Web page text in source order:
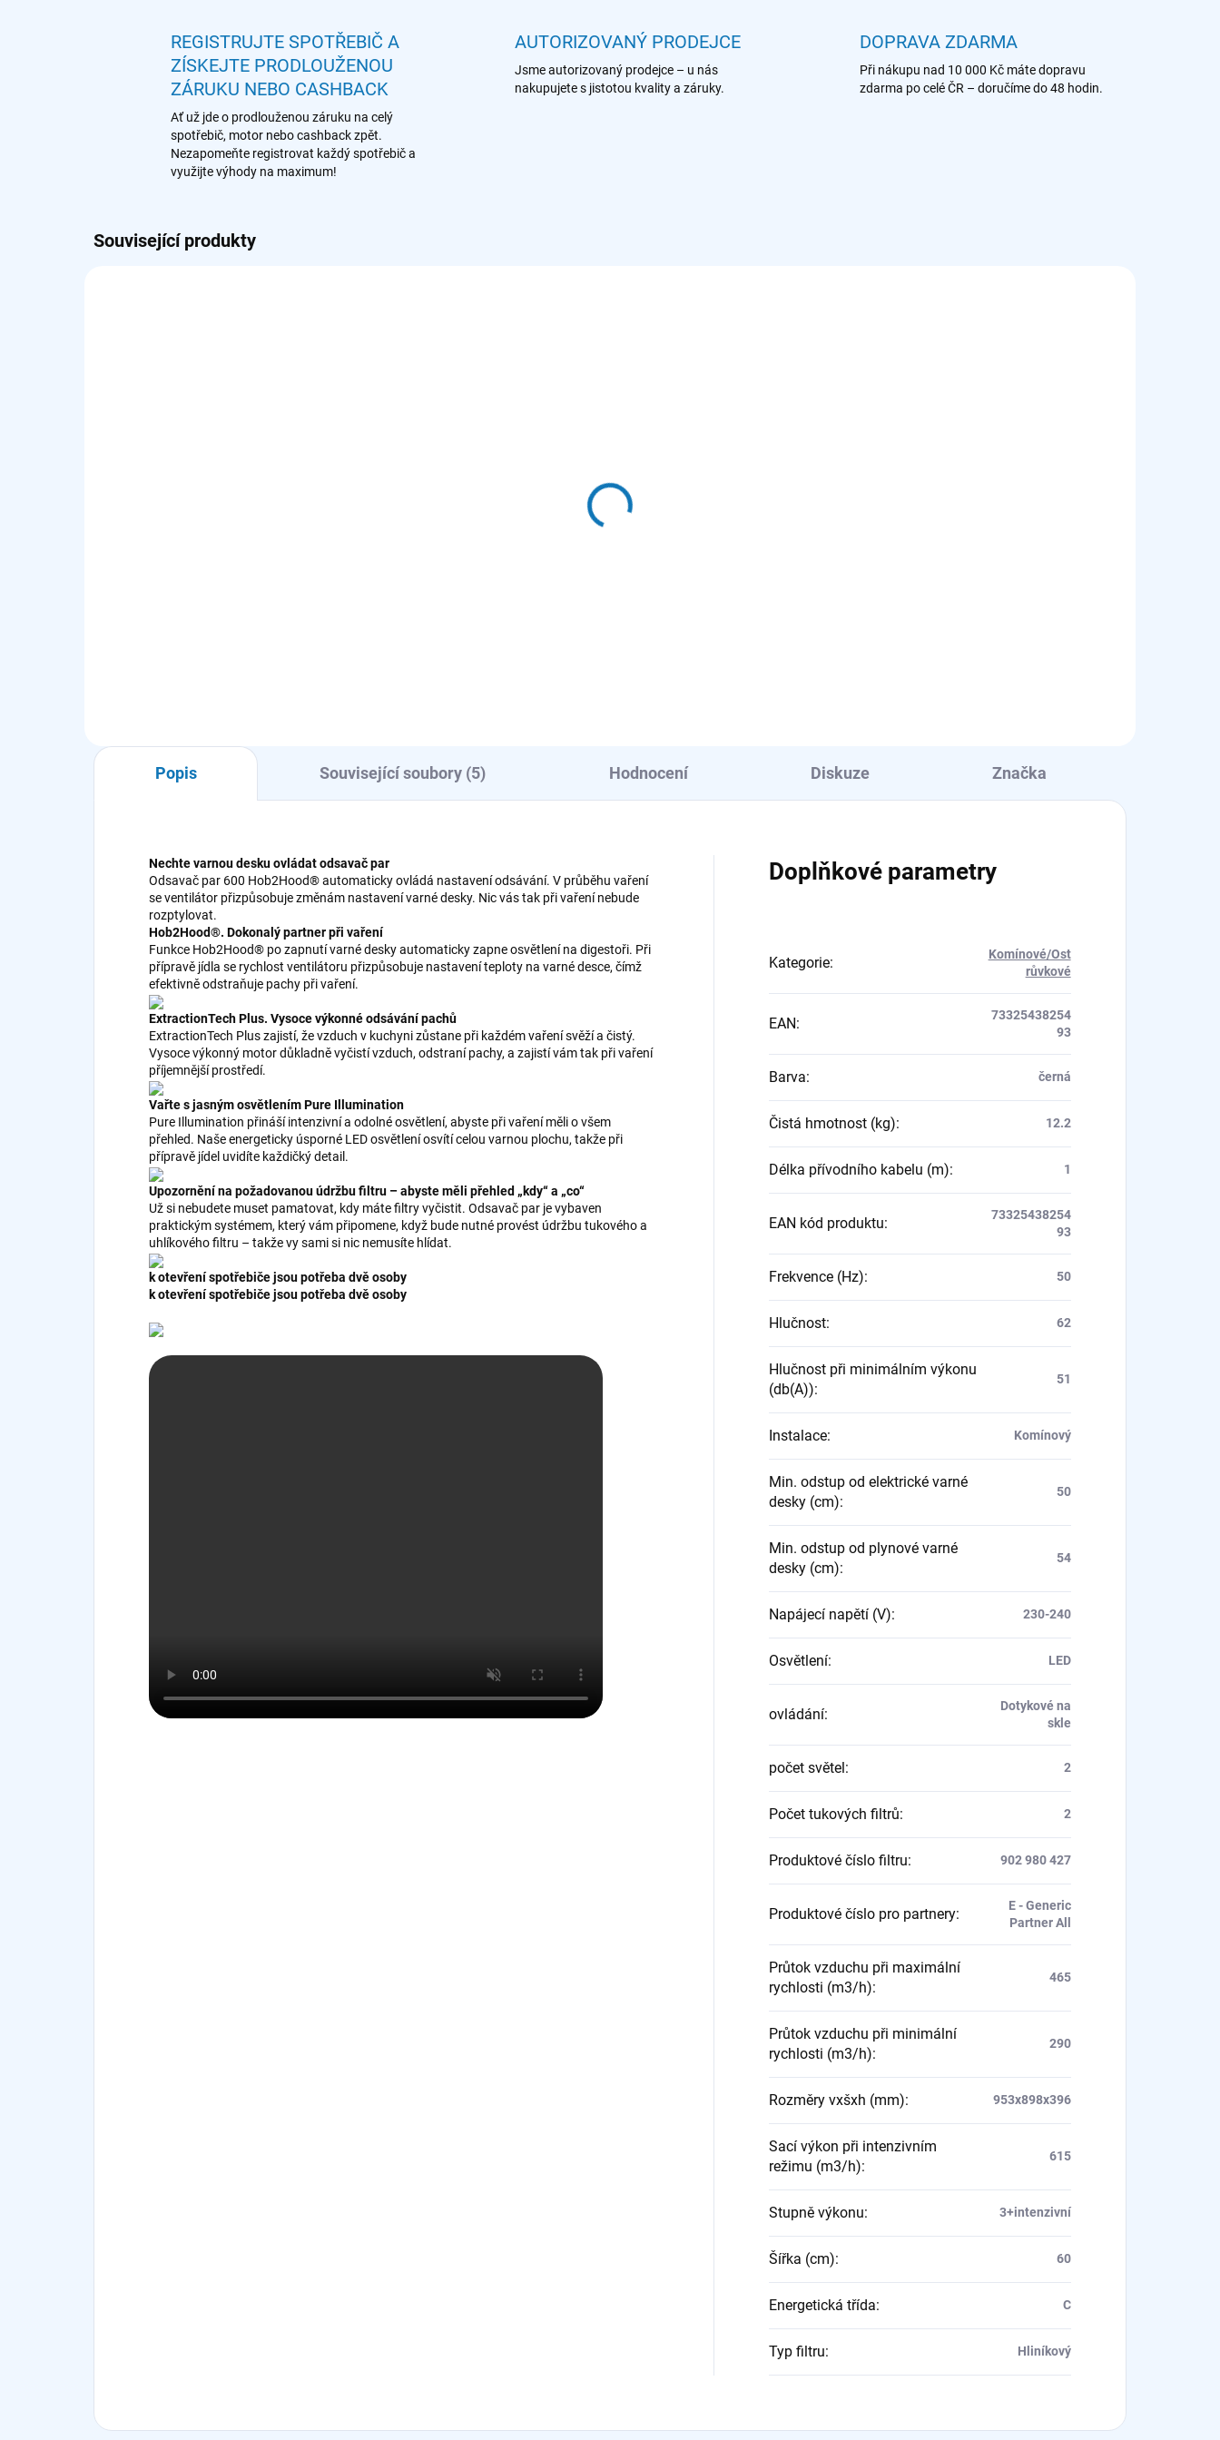
REGISTRUJTE SPOTŘEBIČ A
ZÍSKEJTE PRODLOUŽENOU
ZÁRUKU NEBO CASHBACK
Ať už jde o prodlouženou záruku na celý
spotřebič, motor nebo cashback zpět.
Nezapomeňte registrovat každý spotřebič a
využijte výhody na maximum!
AUTORIZOVANÝ PRODEJCE
Jsme autorizovaný prodejce – u nás
nakupujete s jistotou kvality a záruky.
DOPRAVA ZDARMA
Při nákupu nad 10 000 Kč máte dopravu
zdarma po celé ČR – doručíme do 48 hodin.
Související produkty
Popis Související soubory (5) Hodnocení Diskuze Značka
Nechte varnou desku ovládat odsavač par
Odsavač par 600 Hob2Hood® automaticky ovládá nastavení odsávání. V průběhu vaření
se ventilátor přizpůsobuje změnám nastavení varné desky. Nic vás tak při vaření nebude
rozptylovat.
Hob2Hood®. Dokonalý partner při vaření
Funkce Hob2Hood® po zapnutí varné desky automaticky zapne osvětlení na digestoři. Při
přípravě jídla se rychlost ventilátoru přizpůsobuje nastavení teploty na varné desce, čímž
efektivně odstraňuje pachy při vaření.
ExtractionTech Plus. Vysoce výkonné odsávání pachů
ExtractionTech Plus zajistí, že vzduch v kuchyni zůstane při každém vaření svěží a čistý.
Vysoce výkonný motor důkladně vyčistí vzduch, odstraní pachy, a zajistí vám tak při vaření
příjemnější prostředí.
Vařte s jasným osvětlením Pure Illumination
Pure Illumination přináší intenzivní a odolné osvětlení, abyste při vaření měli o všem
přehled. Naše energeticky úsporné LED osvětlení osvítí celou varnou plochu, takže při
přípravě jídel uvidíte každičký detail.
Upozornění na požadovanou údržbu filtru – abyste měli přehled „kdy“ a „co“
Už si nebudete muset pamatovat, kdy máte filtry vyčistit. Odsavač par je vybaven
praktickým systémem, který vám připomene, když bude nutné provést údržbu tukového a
uhlíkového filtru – takže vy sami si nic nemusíte hlídat.
k otevření spotřebiče jsou potřeba dvě osoby
k otevření spotřebiče jsou potřeba dvě osoby
Doplňkové parametry
Kategorie:
Komínové/Ost
růvkové
EAN:
73325438254
93
Barva: černá
Čistá hmotnost (kg): 12.2
Délka přívodního kabelu (m): 1
EAN kód produktu:
73325438254
93
Frekvence (Hz): 50
Hlučnost: 62
Hlučnost při minimálním výkonu
(db(A)):
51
Instalace: Komínový
Min. odstup od elektrické varné
desky (cm):
50
Min. odstup od plynové varné
desky (cm):
54
Napájecí napětí (V): 230-240
Osvětlení: LED
ovládání:
Dotykové na
skle
počet světel: 2
Počet tukových filtrů: 2
Produktové číslo filtru: 902 980 427
Produktové číslo pro partnery:
E - Generic
Partner All
Průtok vzduchu při maximální
rychlosti (m3/h):
465
Průtok vzduchu při minimální
rychlosti (m3/h):
290
Rozměry vxšxh (mm): 953x898x396
Sací výkon při intenzivním
režimu (m3/h):
615
Stupně výkonu: 3+intenzivní
Šířka (cm): 60
Energetická třída: C
Typ filtru: Hliníkový